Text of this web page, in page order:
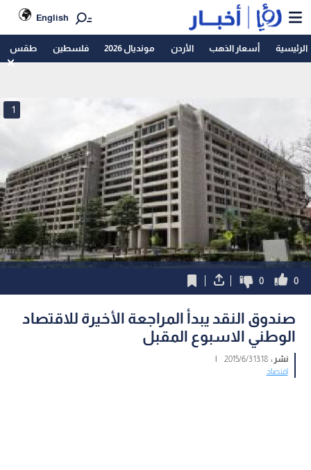
English
الرئيسية أسعار الذهب الأردن مونديال 2026 فلسطين طقس
1
0
0
صندوق النقد يبدأ المراجعة الأخيرة للاقتصاد
الوطني الاسبوع المقبل
نشر :13:18 2015/6/3
|
اقتصاد